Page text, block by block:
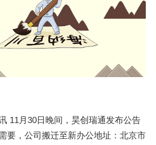
11月30日晚间，昊创瑞通发布公告
要，公司搬迁至新办公地址：北京市